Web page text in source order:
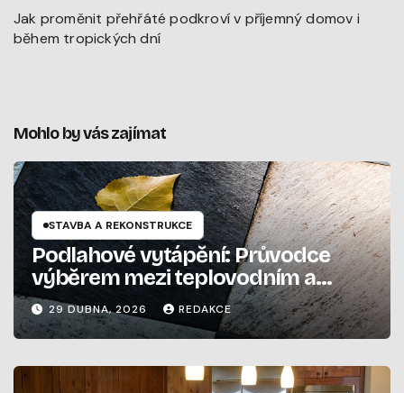
Jak proměnit přehřáté podkroví v příjemný domov i
během tropických dní
Mohlo by vás zajímat
STAVBA A REKONSTRUKCE
Podlahové vytápění: Průvodce
výběrem mezi teplovodním a
elektrickým systémem
29 DUBNA, 2026 REDAKCE